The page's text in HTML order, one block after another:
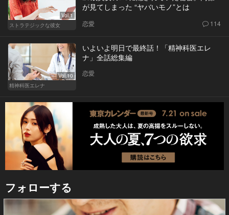
Vol.1
ストラテジックな彼女
が見てしまった “ヤバいモノ”とは
恋愛 114
Vol.10
精神科医エレナ
いよいよ明日で最終話！「精神科医エレ
ナ」全話総集編
恋愛
フォローする